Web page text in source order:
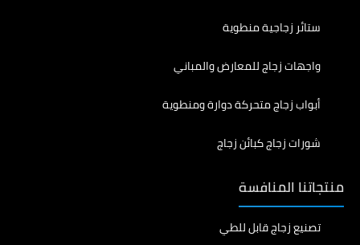
ستائر زجاجية منطوية
واجهات زجاج للمعارض والمباني
أبواب زجاج متحركة دوارة ومنطوية
شورات زجاج كبائن زجاج
منتجاتنا المنافسة
تصنيع زجاج قابل للطي